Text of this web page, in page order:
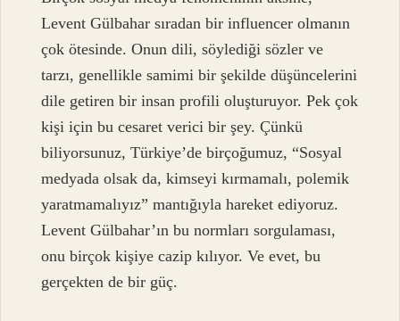
Levent Gülbahar sıradan bir influencer olmanın
çok ötesinde. Onun dili, söylediği sözler ve
tarzı, genellikle samimi bir şekilde düşüncelerini
dile getiren bir insan profili oluşturuyor. Pek çok
kişi için bu cesaret verici bir şey. Çünkü
biliyorsunuz, Türkiye’de birçoğumuz, “Sosyal
medyada olsak da, kimseyi kırmamalı, polemik
yaratmamalıyız” mantığıyla hareket ediyoruz.
Levent Gülbahar’ın bu normları sorgulaması,
onu birçok kişiye cazip kılıyor. Ve evet, bu
gerçekten de bir güç.